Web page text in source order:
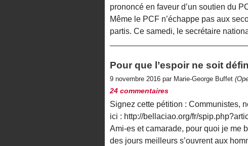
prononcé en faveur d’un soutien du
Même le PCF n’échappe pas aux
partis. Ce samedi, le secrétaire
Pour que l’espoir ne soit
9 novembre 2016 par Marie-George Buffet
24 commentaires
Signez cette pétition : Communistes,
ici : http://bellaciao.org/fr/
Ami-es et camarade, pour quoi je me
des jours meilleurs s’ouvrent aux